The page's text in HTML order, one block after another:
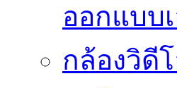
ออกแบบ
กล้องวิดี